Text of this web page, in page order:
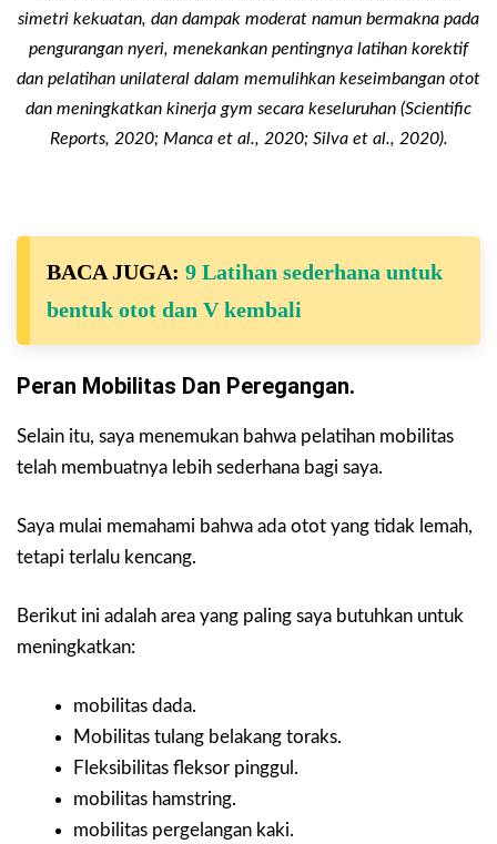
simetri kekuatan, dan dampak moderat namun bermakna pada
pengurangan nyeri, menekankan pentingnya latihan korektif
dan pelatihan unilateral dalam memulihkan keseimbangan otot
dan meningkatkan kinerja gym secara keseluruhan (Scientific
Reports, 2020; Manca et al., 2020; Silva et al., 2020).
BACA JUGA: 9 Latihan sederhana untuk
bentuk otot dan V kembali
Peran Mobilitas Dan Peregangan.
Selain itu, saya menemukan bahwa pelatihan mobilitas
telah membuatnya lebih sederhana bagi saya.
Saya mulai memahami bahwa ada otot yang tidak lemah,
tetapi terlalu kencang.
Berikut ini adalah area yang paling saya butuhkan untuk
meningkatkan:
mobilitas dada.
Mobilitas tulang belakang toraks.
Fleksibilitas fleksor pinggul.
mobilitas hamstring.
mobilitas pergelangan kaki.